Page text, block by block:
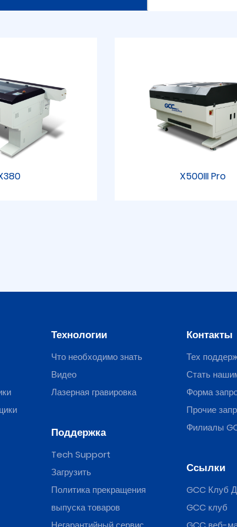
X500III Pro
Технологии
Что необходимо знать
Видео
Лазерная гравировка
Поддержка
Tech Support
Загрузить
Политика прекращения
выпуска товаров
Контакты
Тех
Стать
Форма
Прочие
Филиалы
Ссылки
GCC Клуб
GCC клуб